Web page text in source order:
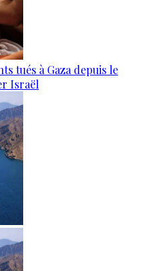
tués à Gaza depuis le
Israël